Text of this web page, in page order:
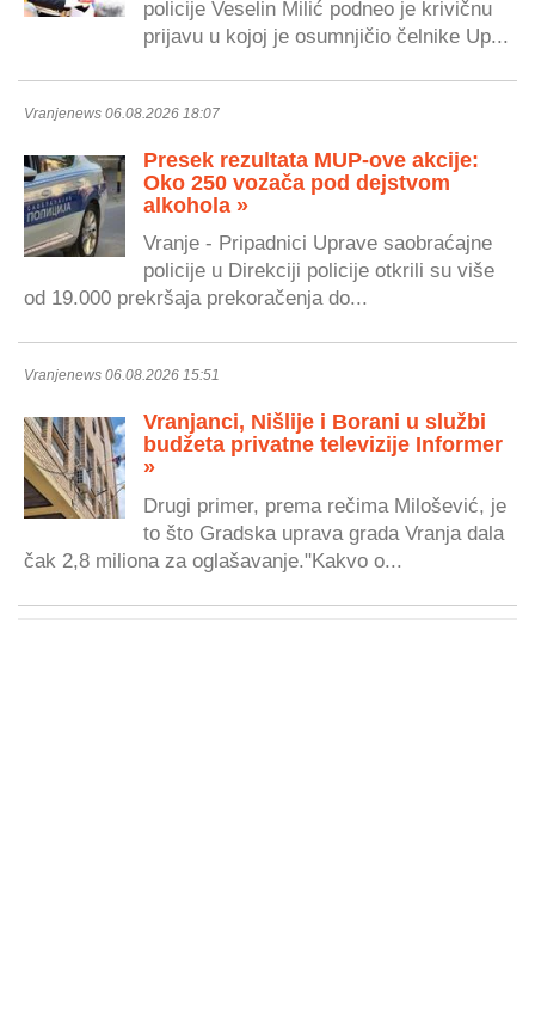
policije Veselin Milić podneo je krivičnu
prijavu u kojoj je osumnjičio čelnike Up...
Vranjenews 06.08.2026 18:07
Presek rezultata MUP-ove akcije:
Oko 250 vozača pod dejstvom
alkohola »
Vranje - Pripadnici Uprave saobraćajne
policije u Direkciji policije otkrili su više
od 19.000 prekršaja prekoračenja do...
Vranjenews 06.08.2026 15:51
Vranjanci, Nišlije i Borani u službi
budžeta privatne televizije Informer
»
Drugi primer, prema rečima Milošević, je
to što Gradska uprava grada Vranja dala
čak 2,8 miliona za oglašavanje."Kakvo o...